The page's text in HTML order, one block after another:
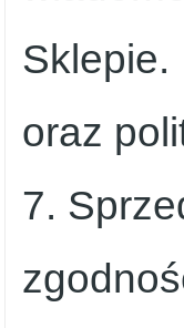
Sklepie.
oraz
7.